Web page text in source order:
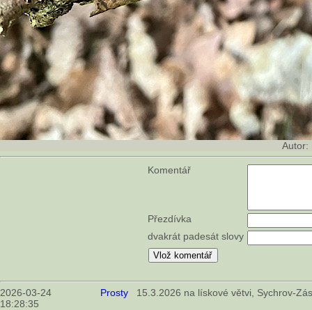
Autor:
Komentář
Přezdívka
dvakrát padesát slovy
2026-03-24
18:28:35
Prosty 15.3.2026 na lískové větvi, Sychrov-